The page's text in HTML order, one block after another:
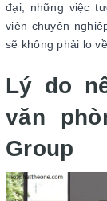
đại, những việc
viên chuyên
sẽ không phải lo
Lý do
văn
Group